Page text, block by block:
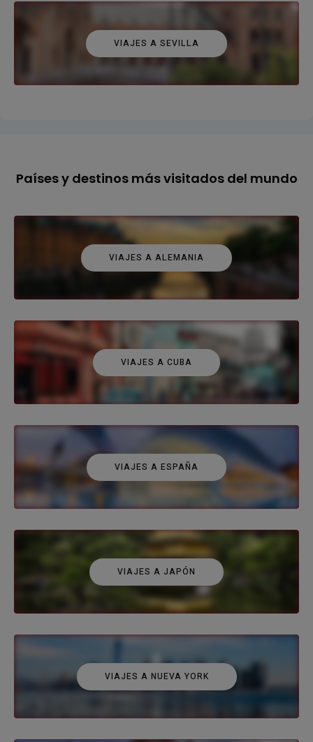
VIAJES A SEVILLA
Países y destinos más visitados del mundo
VIAJES A ALEMANIA
VIAJES A CUBA
VIAJES A ESPAÑA
VIAJES A JAPÓN
VIAJES A NUEVA YORK